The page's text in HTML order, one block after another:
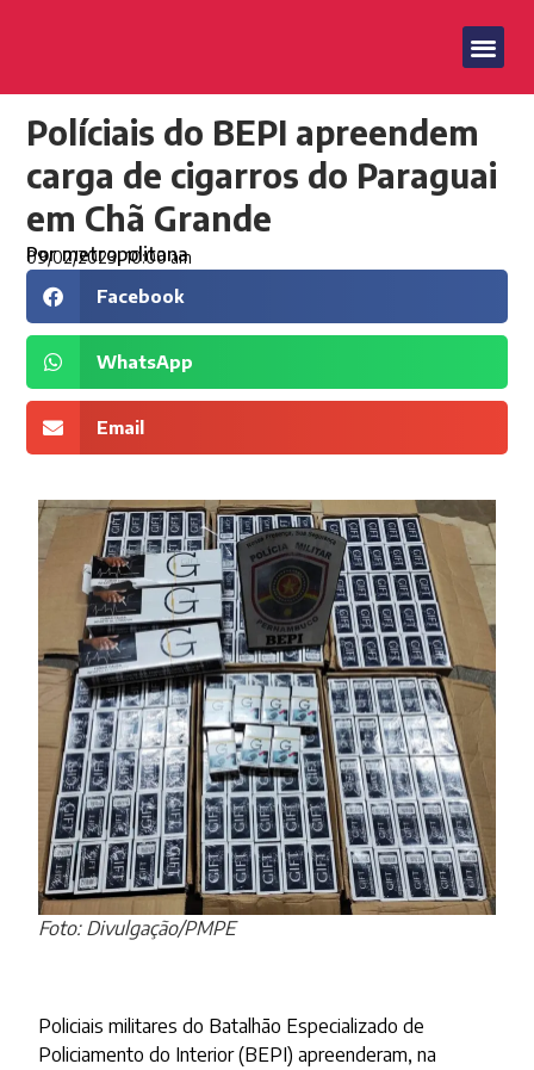
Políciais do BEPI apreendem
carga de cigarros do Paraguai
em Chã Grande
Pormetropolitana
09/02/2023 10:00 am
Facebook
WhatsApp
Email
Foto: Divulgação/PMPE
Policiais militares do Batalhão Especializado de
Policiamento do Interior (BEPI) apreenderam, na